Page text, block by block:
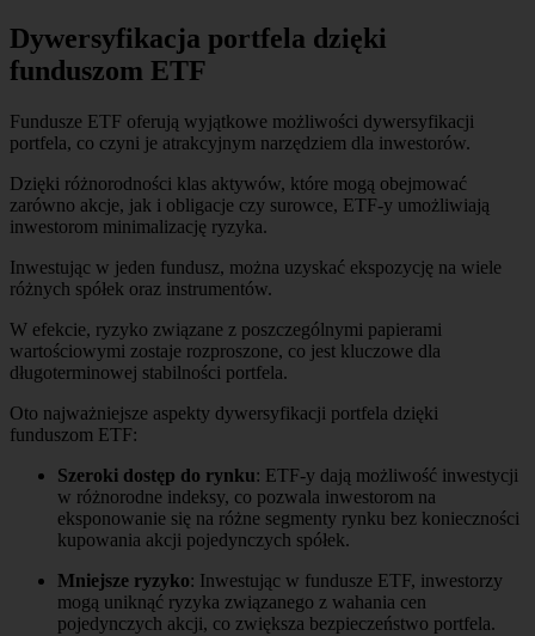
Dywersyfikacja portfela dzięki
funduszom ETF
Fundusze ETF oferują wyjątkowe możliwości dywersyfikacji
portfela, co czyni je atrakcyjnym narzędziem dla inwestorów.
Dzięki różnorodności klas aktywów, które mogą obejmować
zarówno akcje, jak i obligacje czy surowce, ETF-y umożliwiają
inwestorom minimalizację ryzyka.
Inwestując w jeden fundusz, można uzyskać ekspozycję na wiele
różnych spółek oraz instrumentów.
W efekcie, ryzyko związane z poszczególnymi papierami
wartościowymi zostaje rozproszone, co jest kluczowe dla
długoterminowej stabilności portfela.
Oto najważniejsze aspekty dywersyfikacji portfela dzięki
funduszom ETF:
Szeroki dostęp do rynku: ETF-y dają możliwość inwestycji
w różnorodne indeksy, co pozwala inwestorom na
eksponowanie się na różne segmenty rynku bez konieczności
kupowania akcji pojedynczych spółek.
Mniejsze ryzyko: Inwestując w fundusze ETF, inwestorzy
mogą uniknąć ryzyka związanego z wahania cen
pojedynczych akcji, co zwiększa bezpieczeństwo portfela.